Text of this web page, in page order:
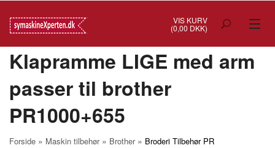
VIS KURV
(0,00 DKK)
TILBUD
OVERLOCK
Klapramme LIGE med arm
passer til brother
PR1000+655
Forside » Maskin tilbehør» Brother» Broderi Tilbehør PR